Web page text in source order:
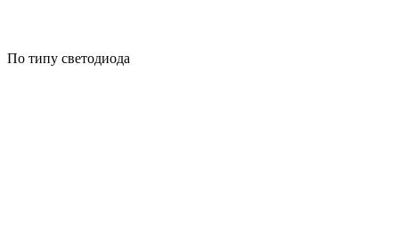
По типу светодиода